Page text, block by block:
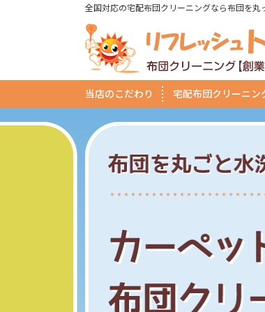
全国対応の宅配布団クリーニングなら布団を
当店のこだわり
宅配布団クリーニン